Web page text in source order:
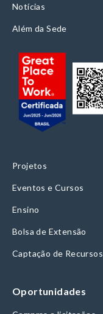
Notícias
Além da Sede
Projetos
Eventos e Cursos
Ensino
Bolsa de Extensão
Captação de Recursos
Oportunidades